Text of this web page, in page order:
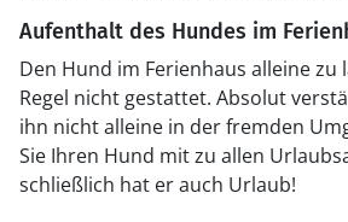
Aufenthalt des Hundes im
Den Hund im Ferienhaus alleine zu
Regel nicht gestattet. Absolut
ihn nicht alleine in der fremden
Sie Ihren Hund mit zu allen
schließlich hat er auch Urlaub!